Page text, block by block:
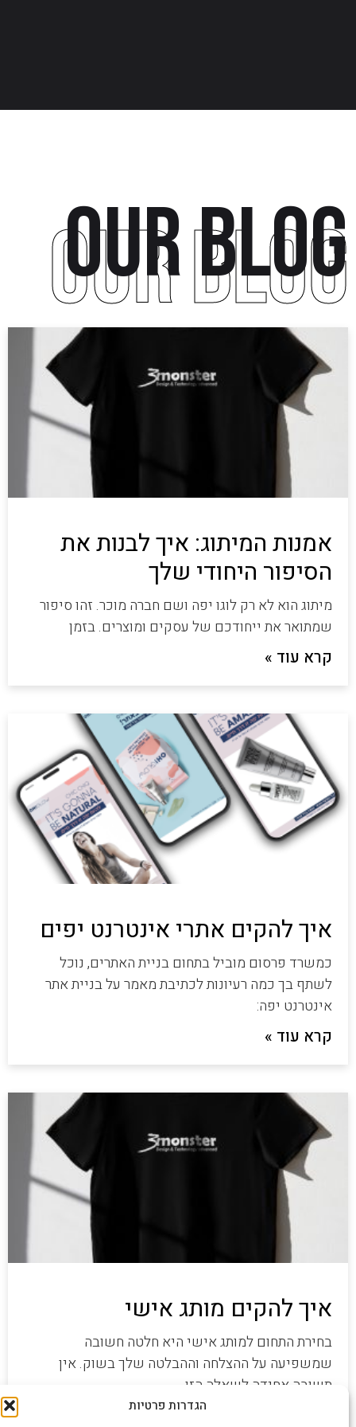
הגדרות פרטיות
our blog
אמנות המיתוג: איך לבנות את
הסיפור היחודי שלך
מיתוג הוא לא רק לוגו יפה ושם חברה מוכר. זהו סיפור
שמתואר את ייחודכם של עסקים ומוצרים. בזמן
קרא עוד »
איך להקים אתרי אינטרנט יפים
כמשרד פרסום מוביל בתחום בניית האתרים, נוכל
לשתף בך כמה רעיונות לכתיבת מאמר על בניית אתר
אינטרנט יפה:
קרא עוד »
איך להקים מותג אישי
בחירת התחום למותג אישי היא חלטה חשובה
שמשפיעה על ההצלחה וההבלטה שלך בשוק. אין
תשובה אחידה לשאלה הזו,
our blog